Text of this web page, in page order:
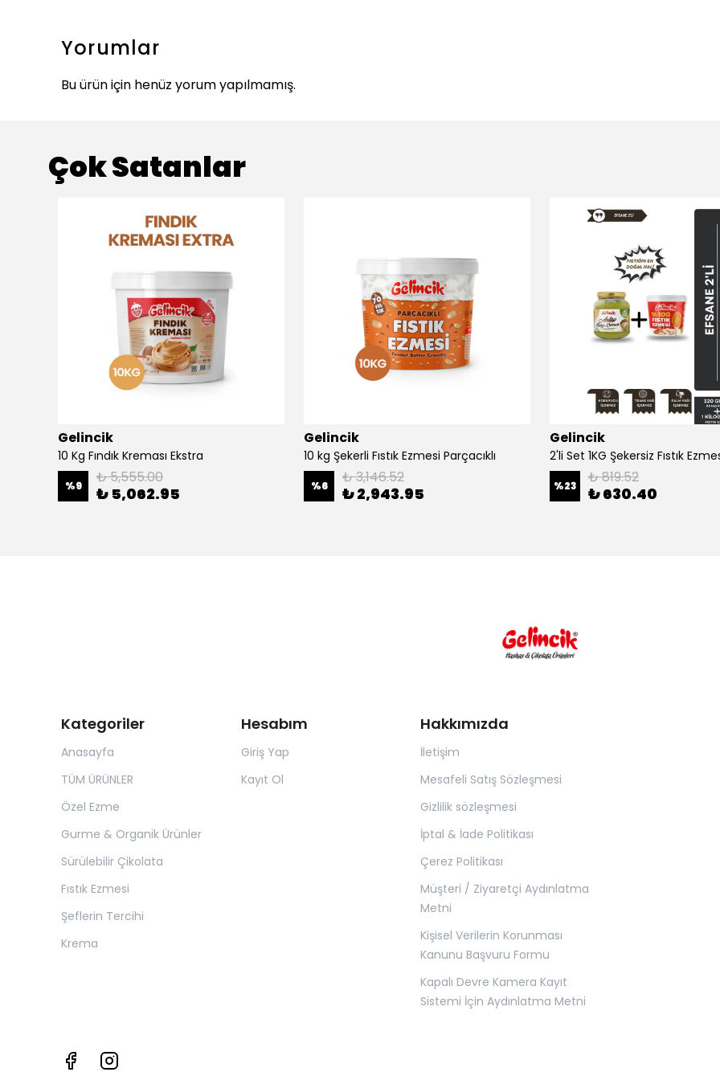
Yorumlar
Bu ürün için henüz yorum yapılmamış.
Çok Satanlar
Gelincik
10 Kg Fındık Kreması Ekstra
%9 ₺ 5,555.00
₺ 5,062.95
Gelincik
10 kg Şekerli Fıstık Ezmesi Parçacıklı
%6 ₺ 3,146.52
₺ 2,943.95
Gelincik
%23 ₺ 819.52
₺ 630.40
Kategoriler
Anasayfa
TÜM ÜRÜNLER
Özel Ezme
Gurme & Organik Ürünler
Sürülebilir Çikolata
Fıstık Ezmesi
Şeflerin Tercihi
Krema
Hesabım
Giriş Yap
Kayıt Ol
Hakkımızda
İletişim
Mesafeli Satış Sözleşmesi
Gizlilik sözleşmesi
İptal & İade Politikası
Çerez Politikası
Müşteri / Ziyaretçi Aydınlatma
Metni
Kişisel Verilerin Korunması
Kanunu Başvuru Formu
Kapalı Devre Kamera Kayıt
Sistemi İçin Aydınlatma Metni